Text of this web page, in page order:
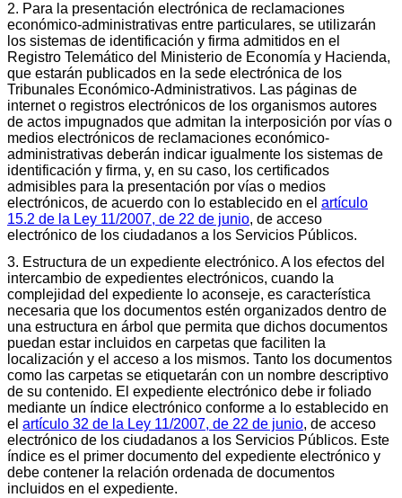
2. Para la presentación electrónica de reclamaciones
económico-administrativas entre particulares, se utilizarán
los sistemas de identificación y firma admitidos en el
Registro Telemático del Ministerio de Economía y Hacienda,
que estarán publicados en la sede electrónica de los
Tribunales Económico-Administrativos. Las páginas de
internet o registros electrónicos de los organismos autores
de actos impugnados que admitan la interposición por vías o
medios electrónicos de reclamaciones económico-
administrativas deberán indicar igualmente los sistemas de
identificación y firma, y, en su caso, los certificados
admisibles para la presentación por vías o medios
electrónicos, de acuerdo con lo establecido en el artículo
15.2 de la Ley 11/2007, de 22 de junio, de acceso
electrónico de los ciudadanos a los Servicios Públicos.
3. Estructura de un expediente electrónico. A los efectos del
intercambio de expedientes electrónicos, cuando la
complejidad del expediente lo aconseje, es característica
necesaria que los documentos estén organizados dentro de
una estructura en árbol que permita que dichos documentos
puedan estar incluidos en carpetas que faciliten la
localización y el acceso a los mismos. Tanto los documentos
como las carpetas se etiquetarán con un nombre descriptivo
de su contenido. El expediente electrónico debe ir foliado
mediante un índice electrónico conforme a lo establecido en
el artículo 32 de la Ley 11/2007, de 22 de junio, de acceso
electrónico de los ciudadanos a los Servicios Públicos. Este
índice es el primer documento del expediente electrónico y
debe contener la relación ordenada de documentos
incluidos en el expediente.